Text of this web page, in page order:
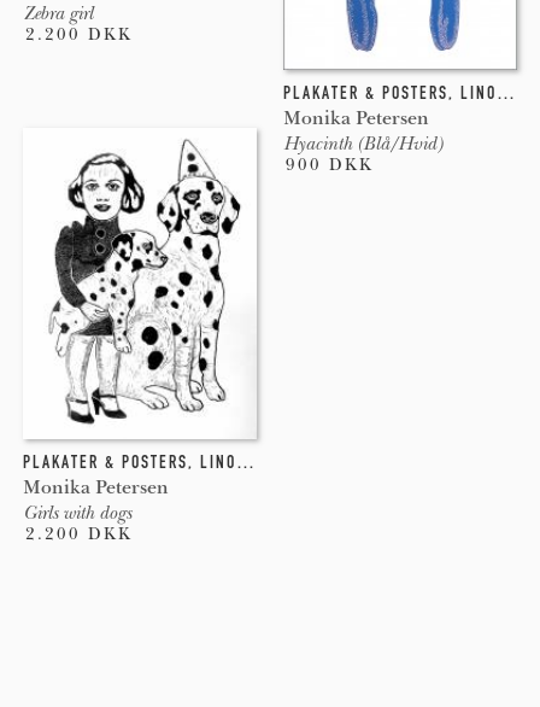
Zebra girl
2.200 DKK
PLAKATER & POSTERS, LINOLEUMSTRYK
Monika Petersen
Hyacinth (Blå/Hvid)
900 DKK
PLAKATER & POSTERS, LINOLEUMSTRYK
Monika Petersen
Girls with dogs
2.200 DKK